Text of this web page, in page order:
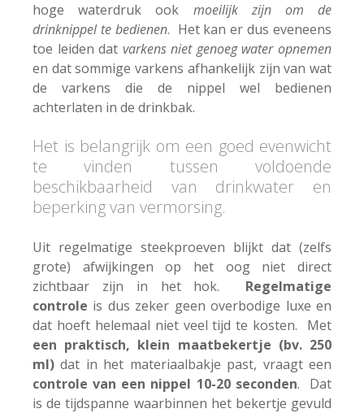
hoge waterdruk ook moeilijk zijn om de
drinknippel te bedienen. Het kan er dus eveneens
toe leiden dat varkens niet genoeg water opnemen
en dat sommige varkens afhankelijk zijn van wat
de varkens die de nippel wel bedienen
achterlaten in de drinkbak.
Het is belangrijk om een goed evenwicht
te vinden tussen voldoende
beschikbaarheid van drinkwater en
beperking van vermorsing.
Uit regelmatige steekproeven blijkt dat (zelfs
grote) afwijkingen op het oog niet direct
zichtbaar zijn in het hok. Regelmatige
controle is dus zeker geen overbodige luxe en
dat hoeft helemaal niet veel tijd te kosten. Met
een praktisch, klein maatbekertje (bv. 250
ml)dat in het materiaalbakje past, vraagt een
controle van een nippel 10-20 seconden. Dat
is de tijdspanne waarbinnen het bekertje gevuld